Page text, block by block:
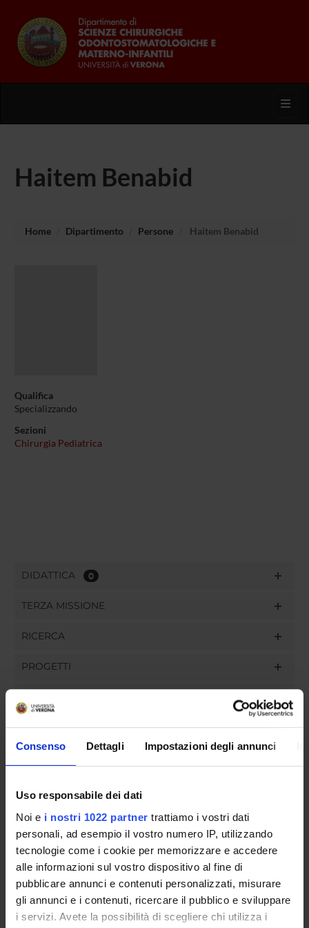
Consenso Dettagli Impostazioni degli annunci
Uso responsabile dei dati
Noi e i nostri 1022 partner trattiamo i vostri dati
personali, ad esempio il vostro numero IP, utilizzando
tecnologie come i cookie per memorizzare e accedere
alle informazioni sul vostro dispositivo al fine di
pubblicare annunci e contenuti personalizzati, misurare
gli annunci e i contenuti, ricercare il pubblico e sviluppare
i servizi. Avete la possibilità di scegliere chi utilizza i
Haitem Benabid
Home Dipartimento Persone Haitem Benabid
Qualifica
Specializzando
Sezioni
Chirurgia Pediatrica
DIDATTICA 0
TERZA MISSIONE
RICERCA
PROGETTI
GOVERNANCE
COMMISSIONI
UFFICI E STRUTTURE DI SERVIZIO